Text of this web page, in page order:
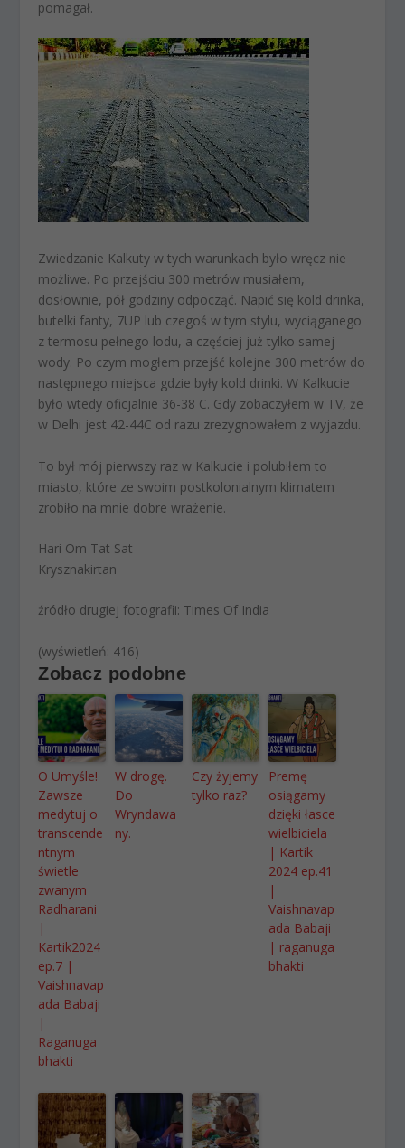
pomagał.
Zwiedzanie Kalkuty w tych warunkach było wręcz nie
możliwe. Po przejściu 300 metrów musiałem,
dosłownie, pół godziny odpocząć. Napić się kold drinka,
butelki fanty, 7UP lub czegoś w tym stylu, wyciąganego
z termosu pełnego lodu, a częściej już tylko samej
wody. Po czym mogłem przejść kolejne 300 metrów do
następnego miejsca gdzie były kold drinki. W Kalkucie
było wtedy oficjalnie 36-38 C. Gdy zobaczyłem w TV, że
w Delhi jest 42-44C od razu zrezygnowałem z wyjazdu.
To był mój pierwszy raz w Kalkucie i polubiłem to
miasto, które ze swoim postkolonialnym klimatem
zrobiło na mnie dobre wrażenie.
Hari Om Tat Sat
Krysznakirtan
źródło drugiej fotografii: Times Of India
(wyświetleń: 416)
Zobacz podobne
O Umyśle!
Zawsze
medytuj o
transcende
ntnym
świetle
zwanym
Radharani
|
Kartik2024
ep.7 |
Vaishnavap
ada Babaji
|
Raganuga
bhakti
W drogę.
Do
Wryndawa
ny.
Czy żyjemy
tylko raz?
Premę
osiągamy
dzięki łasce
wielbiciela
| Kartik
2024 ep.41
|
Vaishnavap
ada Babaji
| raganuga
bhakti